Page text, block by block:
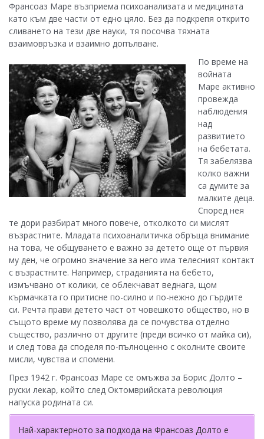
Франсоаз Маре възприема психоанализата и медицината
като към две части от едно цяло. Без да подкрепя открито
сливането на тези две науки, тя посочва тяхната
взаимовръзка и взаимно допълване.
По време на
войната
Маре активно
провежда
наблюдения
над
развитието
на бебетата.
Тя забелязва
колко важни
са думите за
малките деца.
Според нея
те дори разбират много повече, отколкото си мислят
възрастните. Младата психоаналитичка обръща внимание
на това, че общуването е важно за детето още от първия
му ден, че огромно значение за него има телесният контакт
с възрастните. Например, страданията на бебето,
измъчвано от колики, се облекчават веднага, щом
кърмачката го притисне по-силно и по-нежно до гърдите
си. Речта прави детето част от човешкото общество, но в
същото време му позволява да се почувства отделно
същество, различно от другите (преди всичко от майка си),
и след това да споделя по-пълноценно с околните своите
мисли, чувства и спомени.
През 1942 г. Франсоаз Маре се омъжва за Борис Долто –
руски лекар, който след Октомврийската революция
напуска родината си.
Най-характерното за подхода на Франсоаз Долто е